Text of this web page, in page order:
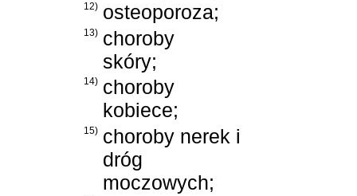
12) osteoporoza;
13) choroby
skóry;
14) choroby
kobiece;
15) choroby nerek i
dróg
moczowych;